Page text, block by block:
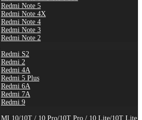
Redmi Note 5
Redmi Note 4X
Redmi Note 4
Redmi Note 3
Redmi Note 2
Redmi S2
Redmi 2
Redmi 4A
Redmi 5 Plus
Redmi 6A
Redmi 7A
Redmi 9
MI 10/10T / 10 Pro/10T Pro / 10 Lite/10T Lite